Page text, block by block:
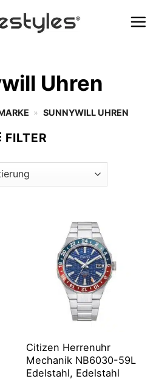
Uhren
» SUNNYWILL UHREN
FILTER
Citizen Herrenuhr
Mechanik NB6030-59L
Edelstahl, Edelstahl